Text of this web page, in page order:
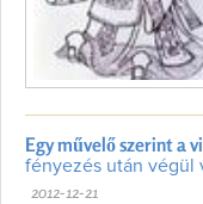
Egy művelő szerint a
fényezés után végül
2012-12-21